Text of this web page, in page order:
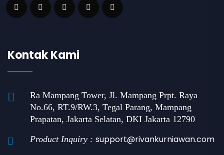
Kontak Kami
Ra Mampang Tower, Jl. Mampang Prpt. Raya
No.66, RT.9/RW.3, Tegal Parang, Mampang
Prapatan, Jakarta Selatan, DKI Jakarta 12790
Product Inquiry : support@rivankurniawan.com